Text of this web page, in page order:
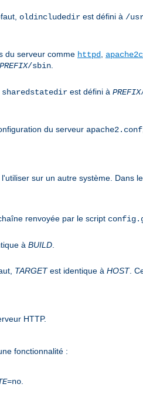
oldincludedir est défini à /
du serveur comme httpd
/sbin
sharedstatedir est défini à PREFIX
du serveur apache2.conf
sur un autre système. Dans
renvoyée par le script
à BUILD
TARGETest identique à HOST.
HTTP.
fonctionnalité :
=no